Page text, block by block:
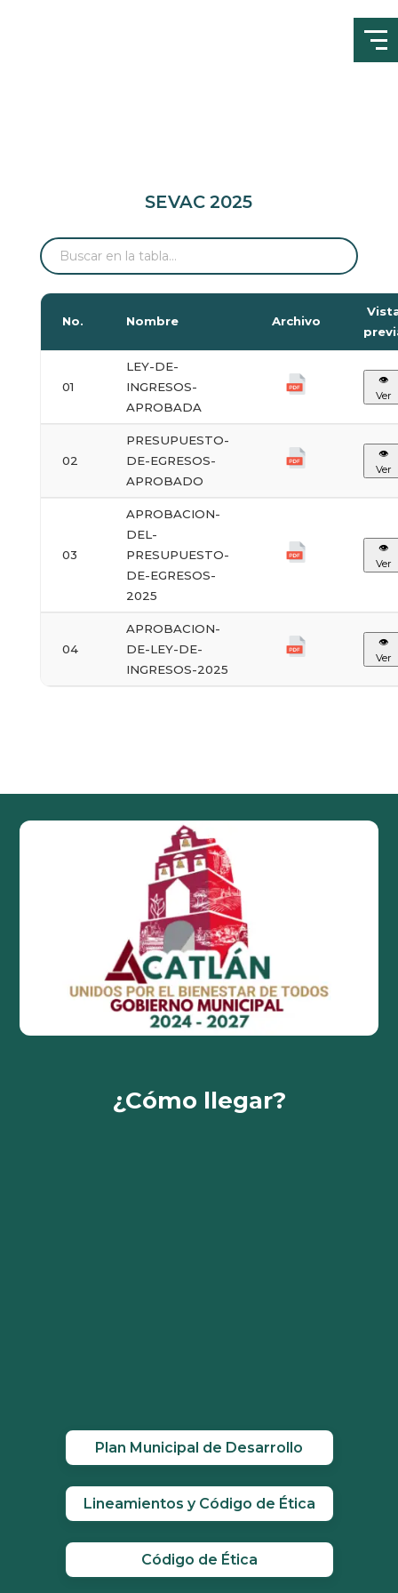
SEVAC 2025
No. Nombre Archivo
01
LEY-DE-
INGRESOS-
APROBADA
👁
Ver
02
PRESUPUESTO-
DE-EGRESOS-
APROBADO
👁
Ver
03
APROBACION-
DEL-
PRESUPUESTO-
DE-EGRESOS-
2025
👁
Ver
04
APROBACION-
DE-LEY-DE-
INGRESOS-2025
👁
Ver
¿Cómo llegar?
Plan Municipal de Desarrollo
Lineamientos y Código de Ética
Código de Ética